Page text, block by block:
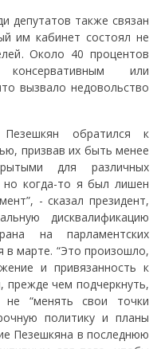
депутатов также связан
им кабинет состоял не
Около 40 процентов
или
вызвало недовольство
обратился к
призвав их быть менее
для различных
но когда-то я был лишен
- сказал президент,
дисквалификацию
на парламентских
в марте. “Это произошло,
и привязанность к
прежде чем подчеркнуть,
не “менять свои точки
политику и планы
Пезешкяна в последнюю